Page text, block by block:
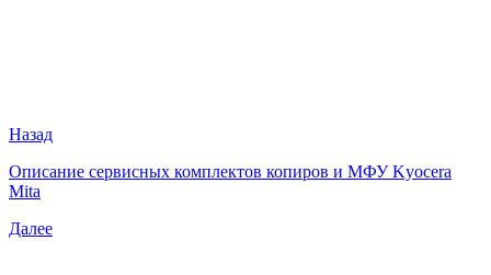
Назад
Описание сервисных комплектов копиров и МФУ Kyocera
Mita
Далее